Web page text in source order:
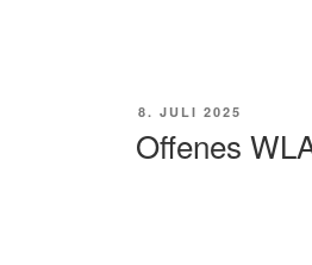
8. JULI 2025
Offenes